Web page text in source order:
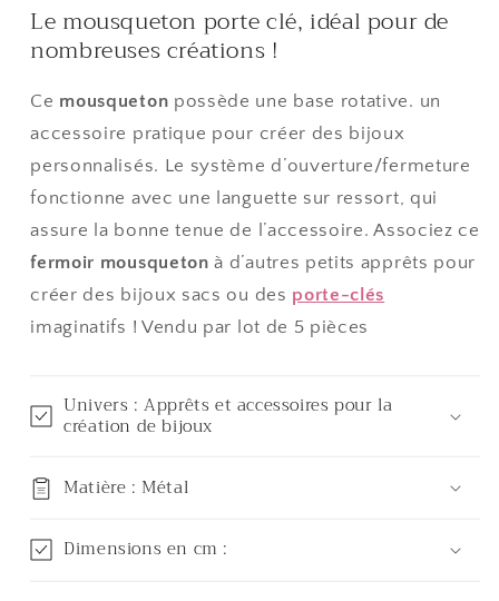
gris
(5
gris
(5
Le mousqueton porte clé, idéal pour de
nombreuses créations !
Ce mousqueton possède une base rotative. un
accessoire pratique pour créer des bijoux
personnalisés. Le système d’ouverture/fermeture
fonctionne avec une languette sur ressort, qui
assure la bonne tenue de l’accessoire. Associez ce
fermoir mousqueton à d’autres petits apprêts pour
créer des bijoux sacs ou des porte-clés
imaginatifs ! Vendu par lot de 5 pièces
Univers : Apprêts et accessoires pour la
création de bijoux
Matière : Métal
Dimensions en cm :